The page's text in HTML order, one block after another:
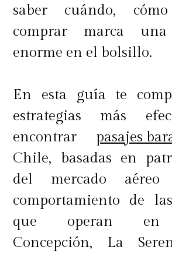
saber cuándo,
comprar marca una
enorme en el bolsillo.
En esta guía te
estrategias más
encontrar pasajes
Chile, basadas en
del mercado
comportamiento de
que operan en
Concepción, La